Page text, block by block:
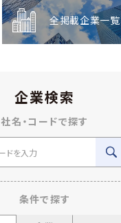
全掲載企業一覧
企業検索
社名・コードで探す
条件で探す